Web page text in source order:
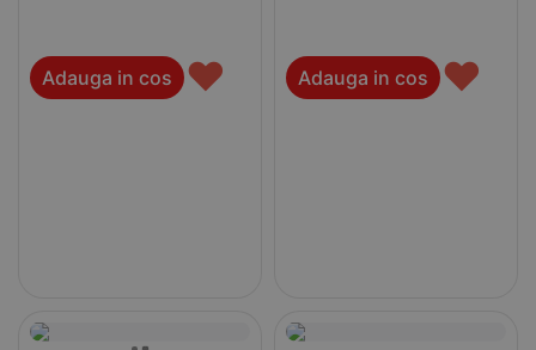
Adauga in cos ♥ Adauga in cos ♥